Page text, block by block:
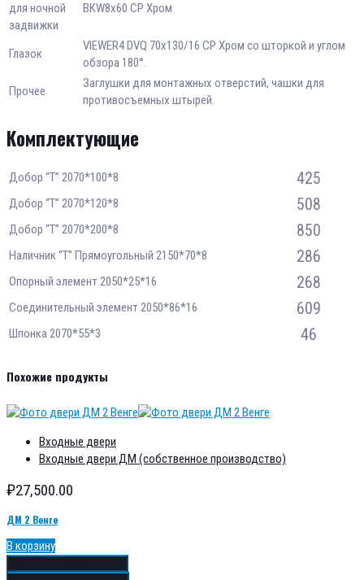
для ночной
задвижки
BKW8x60 CP Хром
Глазок
VIEWER4 DVQ 70х130/16 CP Хром со шторкой и углом
обзора 180°.
Прочее
Заглушки для монтажных отверстий, чашки для
противосъемных штырей.
Комплектующие
Добор “Т” 2070*100*8 425
Добор “Т” 2070*120*8 508
Добор “Т” 2070*200*8 850
Наличник “Т” Прямоугольный 2150*70*8 286
Опорный элемент 2050*25*16 268
Соединительный элемент 2050*86*16 609
Шпонка 2070*55*3 46
Похожие продукты
Входные двери
Входные двери ДМ (собственное производство)
₽27,500.00
ДМ 2 Венге
В корзину